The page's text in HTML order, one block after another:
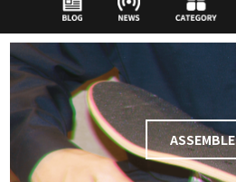
ASSEMBLE